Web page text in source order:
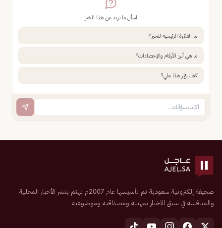
اسأل ما تريد عن هذا الخبر
ما الفكرة الرئيسية للخبر؟
ما هي أبرز الأرقام والإحصاءات؟
كيف يؤثر هذا علي؟
صحيفة إلكترونية سعودية تم تأسيسها عام 2007م تهتم بنشر الأخبار المحلية
والمنافسة في سبق الأخبار بمهنية ومصداقية وموضوعية